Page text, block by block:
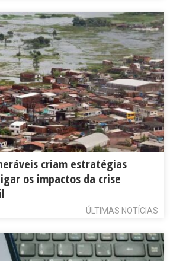
criam estratégias
os impactos da crise
ÚLTIMAS NOTÍCIAS